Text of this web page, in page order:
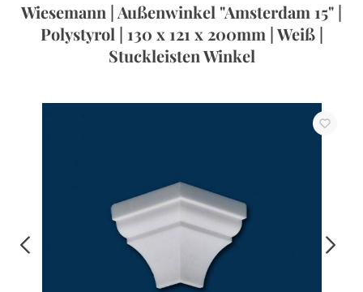
Wiesemann | Außenwinkel "Amsterdam 15" |
Polystyrol | 130 x 121 x 200mm | Weiß |
Stuckleisten Winkel